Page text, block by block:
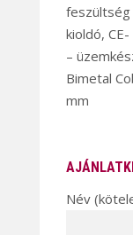
feszültség
kioldó,
–
Bimetal
mm
Név